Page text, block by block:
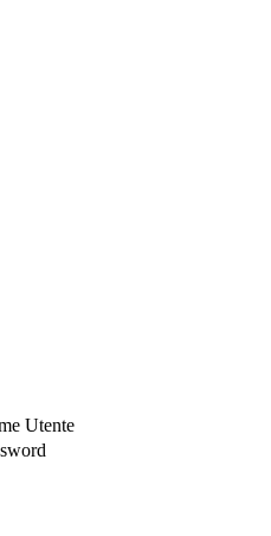
Utente